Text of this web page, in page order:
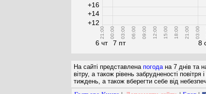
6 чт
21:00
7 пт
00:00 03:00 06:00 09:00 12:00 15:00 18:00 21:00
8
03:00
+12
+14
+16
На сайті представлена погода на 7 днів та
вітру, а також рівень забрудненості
тиждень, а також вберегти себе від